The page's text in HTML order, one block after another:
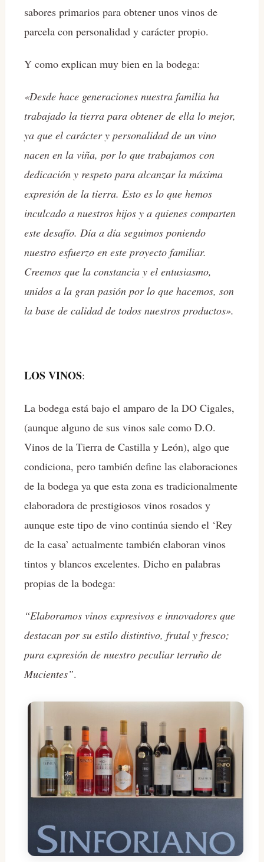
sabores primarios para obtener unos vinos de
parcela con personalidad y carácter propio.
Y como explican muy bien en la bodega:
«Desde hace generaciones nuestra familia ha
trabajado la tierra para obtener de ella lo mejor,
ya que el carácter y personalidad de un vino
nacen en la viña, por lo que trabajamos con
dedicación y respeto para alcanzar la máxima
expresión de la tierra. Esto es lo que hemos
inculcado a nuestros hijos y a quienes comparten
este desafío. Día a día seguimos poniendo
nuestro esfuerzo en este proyecto familiar.
Creemos que la constancia y el entusiasmo,
unidos a la gran pasión por lo que hacemos, son
la base de calidad de todos nuestros productos».
LOS VINOS:
La bodega está bajo el amparo de la DO Cigales,
(aunque alguno de sus vinos sale como D.O.
Vinos de la Tierra de Castilla y León), algo que
condiciona, pero también define las elaboraciones
de la bodega ya que esta zona es tradicionalmente
elaboradora de prestigiosos vinos rosados y
aunque este tipo de vino continúa siendo el ‘Rey
de la casa’ actualmente también elaboran vinos
tintos y blancos excelentes. Dicho en palabras
propias de la bodega:
“Elaboramos vinos expresivos e innovadores que
destacan por su estilo distintivo, frutal y fresco;
pura expresión de nuestro peculiar terruño de
Mucientes”.